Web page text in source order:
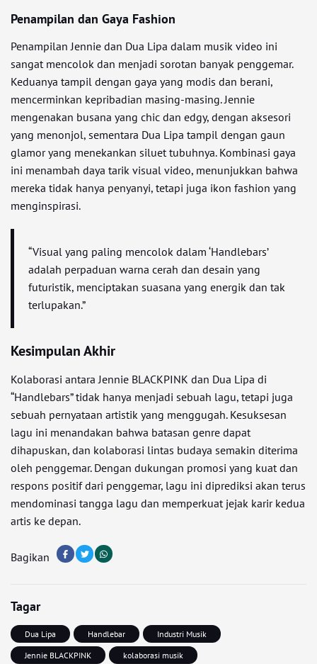
Penampilan dan Gaya Fashion
Penampilan Jennie dan Dua Lipa dalam musik video ini
sangat mencolok dan menjadi sorotan banyak penggemar.
Keduanya tampil dengan gaya yang modis dan berani,
mencerminkan kepribadian masing-masing. Jennie
mengenakan busana yang chic dan edgy, dengan aksesori
yang menonjol, sementara Dua Lipa tampil dengan gaun
glamor yang menekankan siluet tubuhnya. Kombinasi gaya
ini menambah daya tarik visual video, menunjukkan bahwa
mereka tidak hanya penyanyi, tetapi juga ikon fashion yang
menginspirasi.
“Visual yang paling mencolok dalam ‘Handlebars’
adalah perpaduan warna cerah dan desain yang
futuristik, menciptakan suasana yang energik dan tak
terlupakan.”
Kesimpulan Akhir
Kolaborasi antara Jennie BLACKPINK dan Dua Lipa di
“Handlebars” tidak hanya menjadi sebuah lagu, tetapi juga
sebuah pernyataan artistik yang menggugah. Kesuksesan
lagu ini menandakan bahwa batasan genre dapat
dihapuskan, dan kolaborasi lintas budaya semakin diterima
oleh penggemar. Dengan dukungan promosi yang kuat dan
respons positif dari penggemar, lagu ini diprediksi akan terus
mendominasi tangga lagu dan memperkuat jejak karir kedua
artis ke depan.
Bagikan
Tagar
Dua Lipa Handlebar
Industri Musik
Jennie BLACKPINK
kolaborasi musik